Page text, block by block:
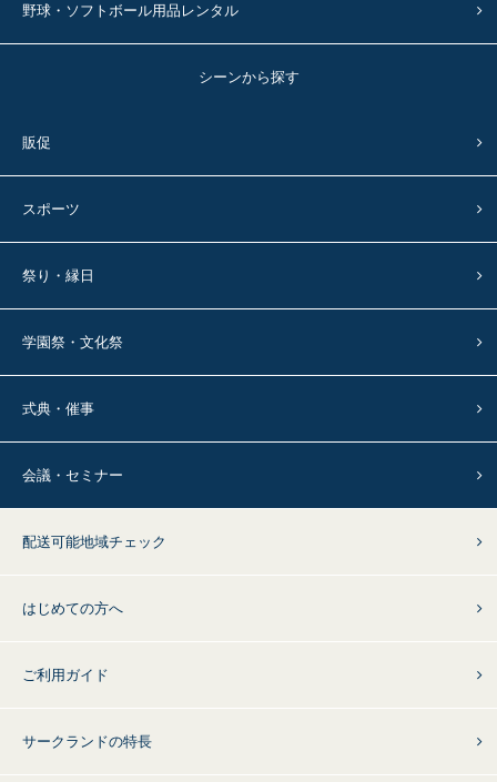
野球・ソフトボール用品レンタル
シーンから探す
販促
スポーツ
祭り・縁日
学園祭・文化祭
式典・催事
会議・セミナー
配送可能地域チェック
はじめての方へ
ご利用ガイド
サークランドの特長